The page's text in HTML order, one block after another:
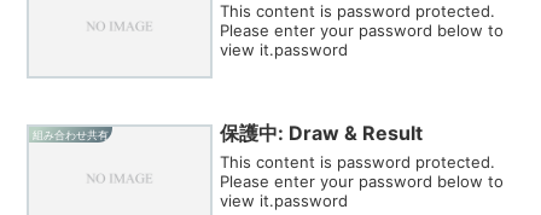
This content is password protected.
Please enter your password below to
view it.password
組み合わせ共有 保護中: Draw & Result
This content is password protected.
Please enter your password below to
view it.password